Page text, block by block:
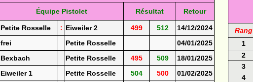
Équipe Pistolet Résultat Retour
Petite Rosselle : Eiweiler 2 499 512
14/12/2024
frei Petite Rosselle
04/01/2025
Bexbach Petite Rosselle 495 509
18/01/2025
Eiweiler 1 Petite Rosselle 504 500
01/02/2025
Rang
1
2
3
4